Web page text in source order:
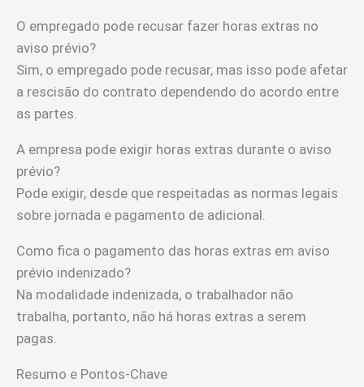
O empregado pode recusar fazer horas extras no
aviso prévio?
Sim, o empregado pode recusar, mas isso pode afetar
a rescisão do contrato dependendo do acordo entre
as partes.
A empresa pode exigir horas extras durante o aviso
prévio?
Pode exigir, desde que respeitadas as normas legais
sobre jornada e pagamento de adicional.
Como fica o pagamento das horas extras em aviso
prévio indenizado?
Na modalidade indenizada, o trabalhador não
trabalha, portanto, não há horas extras a serem
pagas.
Resumo e Pontos-Chave